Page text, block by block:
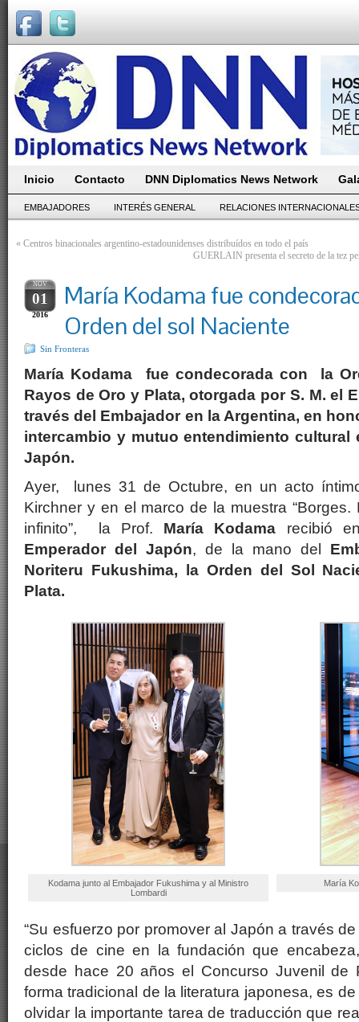
Inicio Contacto DNN Diplomatics News Network
EMBAJADORES INTERÉS GENERAL RELACIONES
« Centros binacionales argentino-estadounidenses distribuídos en todo el país
GUERLAIN presenta el secreto de la tez
NOV
01
2016
María Kodama fue
Orden del sol Naciente
Sin Fronteras
María Kodama fue condecorada con la
Rayos de Oro y Plata, otorgada por S. M. el
través del Embajador en la Argentina, en
intercambio y mutuo entendimiento cultural
Japón.
Ayer, lunes 31 de Octubre, en un acto
Kirchner y en el marco de la muestra
infinito”, la Prof. María Kodama recibió
Emperador del Japón, de la mano del
Noriteru Fukushima,
la Orden del Sol
Plata.
Kodama junto al Embajador Fukushima y al Ministro
Lombardi
María
“Su esfuerzo por promover al Japón a través
ciclos de cine en la fundación que
desde hace 20 años el Concurso Juvenil
forma tradicional de la literatura japonesa, es
olvidar la importante tarea de traducción que